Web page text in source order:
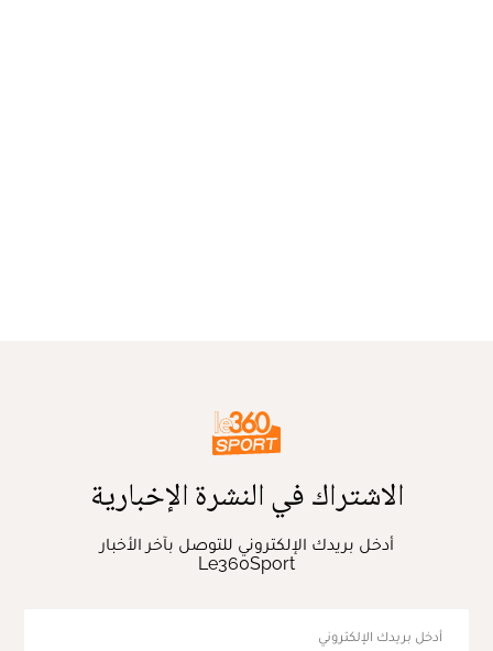
الاشتراك في النشرة الإخبارية
أدخل بريدك الإلكتروني للتوصل بآخر الأخبار
Le360Sport